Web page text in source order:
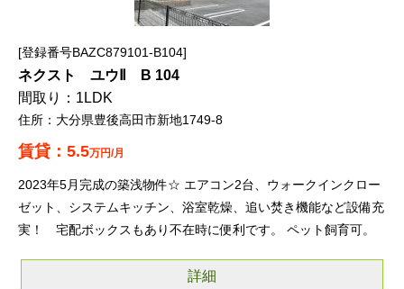
登録番号BAZC879101-B104
ネクスト ユウⅡ B 104
1LDK
大分県豊後高田市新地1749-8
5.5万円/月
2023年5月完成の築浅物件☆ エアコン2台、ウォークインクロー
ゼット、システムキッチン、浴室乾燥、追い焚き機能など設備充
実！ 宅配ボックスもあり不在時に便利です。 ペット飼育可。
詳細